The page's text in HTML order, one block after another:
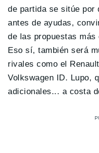
de partida se sitúe por
antes de ayudas,
de las propuestas más
Eso sí, también será
rivales como el
Volkswagen ID. Lupo,
adicionales... a costa